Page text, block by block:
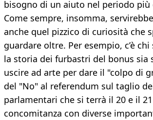
bisogno di un aiuto nel periodo più
Come sempre, insomma,
anche quel pizzico di curiosità che
guardare oltre. Per esempio, c’è
la storia dei furbastri del bonus sia
uscire ad arte per dare il "colpo di
del "No" al referendum sul taglio
parlamentari che si terrà il 20 e il
concomitanza con diverse